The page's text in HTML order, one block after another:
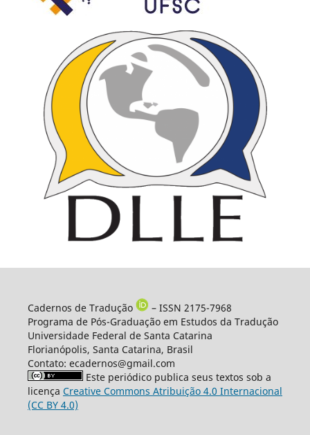
Cadernos de Tradução
– ISSN 2175-7968
Programa de Pós-Graduação em Estudos da Tradução
Universidade Federal de Santa Catarina
Florianópolis, Santa Catarina, Brasil
Contato: ecadernos@gmail.com
Este periódico publica seus textos sob a
licença Creative Commons Atribuição 4.0 Internacional
(CC BY 4.0)